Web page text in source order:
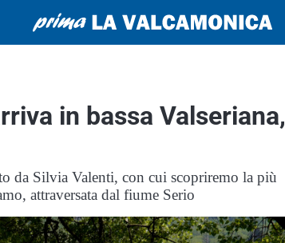
in bassa Valseriana,
da Silvia Valenti, con cui scopriremo la più
attraversata dal fiume Serio